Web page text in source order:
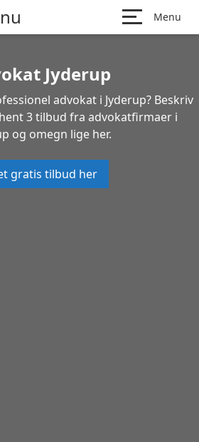
Menu
Jyderup
advokat i Jyderup? Beskriv
3 tilbud fra advokatfirmaer i
og omegn lige her.
gratis tilbud her